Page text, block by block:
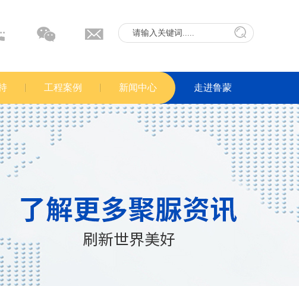
工程案例 新闻中心 走进鲁蒙